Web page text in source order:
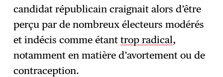
candidat républicain craignait alors d’être
perçu par de nombreux électeurs modérés
et indécis comme étanttrop radical,
notamment en matière d’avortement ou de
contraception.